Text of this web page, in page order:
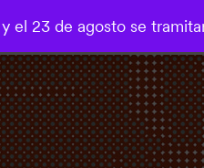
el 23 de agosto se